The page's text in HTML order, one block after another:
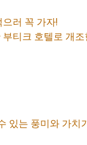
러 꼭 가자!
티크 호텔로 개조
있는 풍미와 가치